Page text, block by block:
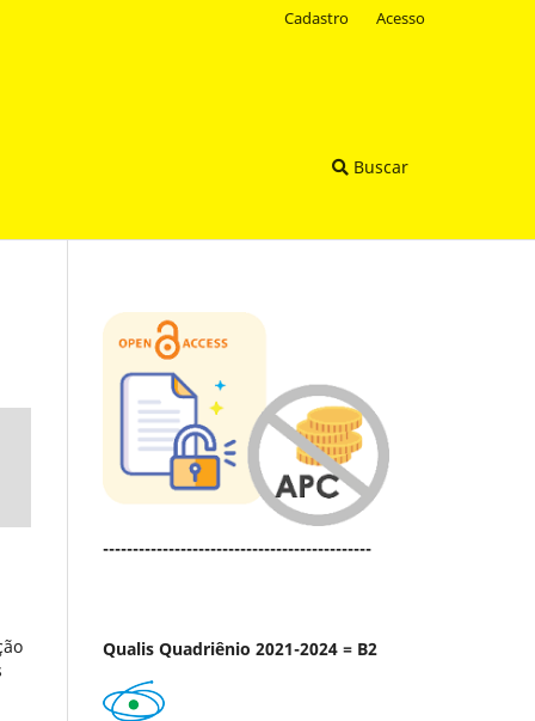
Buscar
Cadastro Acesso
---------------------------------------------
Qualis Quadriênio 2021-2024 = B2